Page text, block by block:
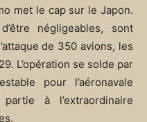
met le cap sur le Japon.
négligeables, sont
de 350 avions, les
L’opération se solde par
pour l’aéronavale
à l’extraordinaire